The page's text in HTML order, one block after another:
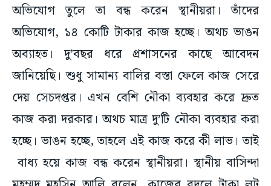
অভিযোগ তুলে তা বন্ধ করেন স্থানীয়রা। তাঁদের
অভিযোগ, ১৪ কোটি টাকার কাজ হচ্ছে। অথচ ভাঙন
অব্যাহত। দু’বছর ধরে প্রশাসনের কাছে আবেদন
জানিয়েছি। শুধু সামান্য বালির বস্তা ফেলে কাজ সেরে
দেয় সেচদপ্তর। এখন বেশি নৌকা ব্যবহার করে দ্রুত
কাজ করা দরকার। অথচ মাত্র দু’টি নৌকা ব্যবহার করা
হচ্ছে। ভাঙন হচ্ছে, তাহলে এই কাজ করে কী লাভ। তাই
বাধ্য হয়ে কাজ বন্ধ করেন স্থানীয়রা। স্থানীয় বাসিন্দা